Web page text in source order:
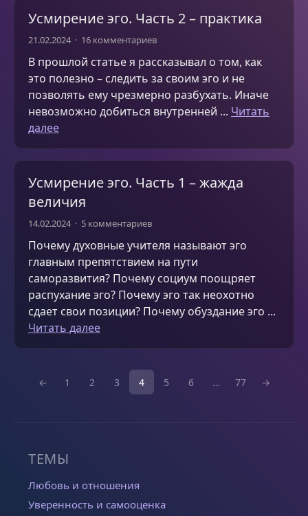
Усмирение эго. Часть 2 – практика
21.02.2024 16 комментариев
В прошлой статье я рассказывал о том, как
это полезно – следить за своим эго и не
позволять ему чрезмерно разбухать. Иначе
невозможно добиться внутренней ... Читать
далее
Усмирение эго. Часть 1 – жажда
величия
14.02.2024 5 комментариев
Почему духовные учителя называют эго
главным препятствием на пути
саморазвития? Почему социум поощряет
распухание эго? Почему эго так неохотно
сдает свои позиции? Почему обуздание эго ...
Читать далее
← 1 2 3 4 5 6 … 77 →
ТЕМЫ
Любовь и отношения
Уверенность и самооценка